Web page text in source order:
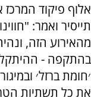
אלוף פיקוד המרכז
תייסיר ואמר:
מהאירוע הזה,
בהתקפה -
׳חומת ברזל׳
את כל תשתיות